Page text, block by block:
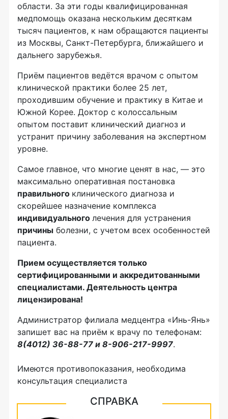
области. За эти годы квалифицированная
медпомощь оказана нескольким десяткам
тысяч пациентов, к нам обращаются пациенты
из Москвы, Санкт-Петербурга, ближайшего и
дальнего зарубежья.
Приём пациентов ведётся врачом с опытом
клинической практики более 25 лет,
проходившим обучение и практику в Китае и
Южной Корее. Доктор с колоссальным
опытом поставит клинический диагноз и
устранит причину заболевания на экспертном
уровне.
Самое главное, что многие ценят в нас, — это
максимально оперативная постановка
правильного клинического диагноза и
скорейшее назначение комплекса
индивидуального лечения для устранения
причины болезни, с учетом всех особенностей
пациента.
Прием осуществляется только
сертифицированными и аккредитованными
специалистами. Деятельность центра
лицензирована!
Администратор филиала медцентра «Инь-Янь»
запишет вас на приём к врачу по телефонам:
8(4012) 36-88-77 и 8-906-217-9997.
Имеются противопоказания, необходима
консультация специалиста
СПРАВКА